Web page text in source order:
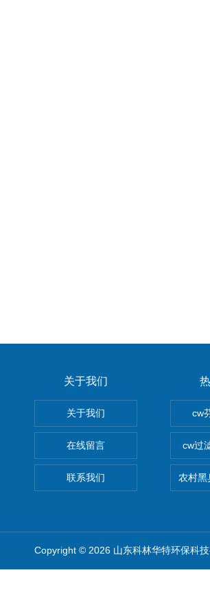
关于我们
关于我们
在线留言
联系我们
cw
cw过
农村黑
Copyright © 2026 山东科林华特环保科